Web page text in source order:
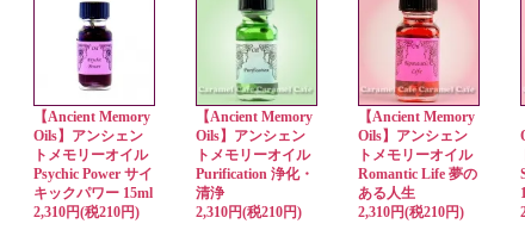
【Ancient Memory
Oils】アンシェン
トメモリーオイル
Psychic Power サイ
キックパワー 15ml
2,310円(税210円)
【Ancient Memory
Oils】アンシェン
トメモリーオイル
Purification 浄化・
清浄
2,310円(税210円)
【Ancient Memory
Oils】アンシェン
トメモリーオイル
Romantic Life 夢の
ある人生
2,310円(税210円)